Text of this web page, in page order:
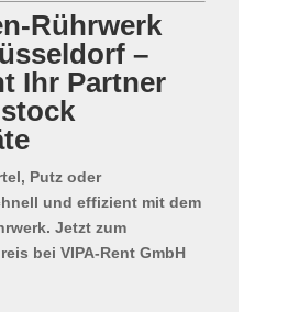
Rührwerk
–
Ihr Partner
Putz oder
und effizient mit dem
. Jetzt zum
bei VIPA-Rent GmbH